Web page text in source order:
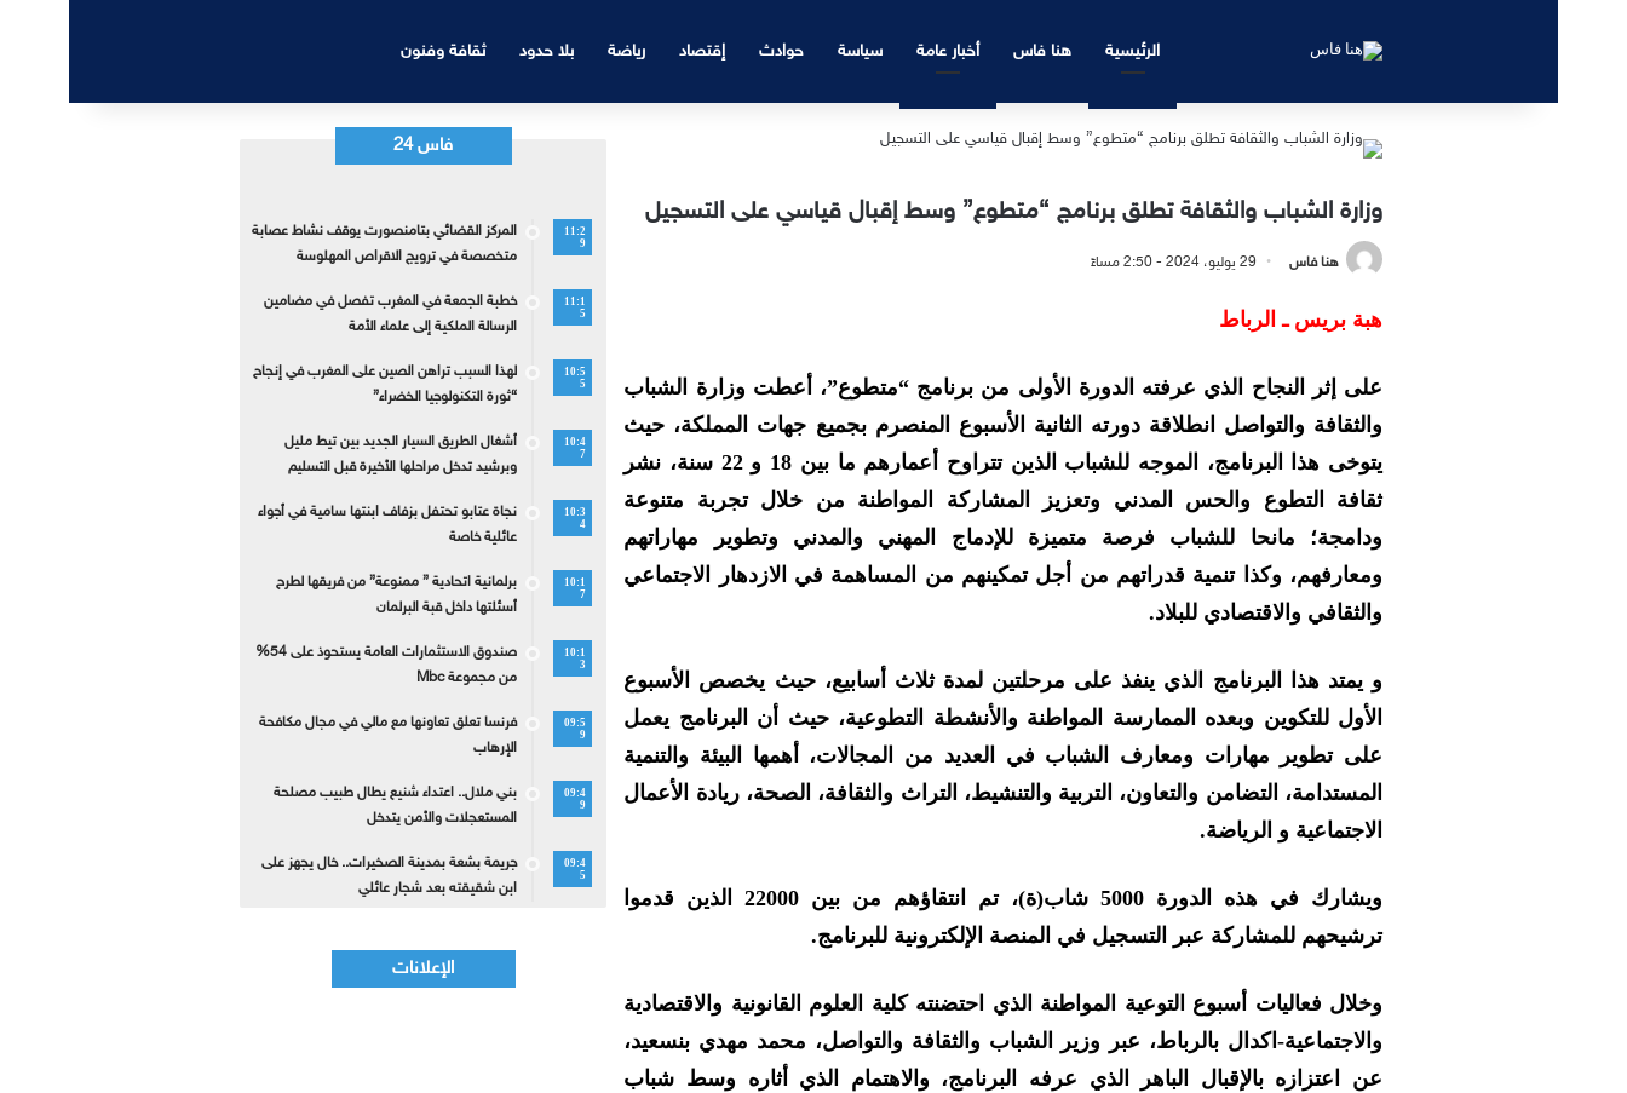
الرئيسية هنا فاس أخبار عامة سياسة حوادث إقتصاد رياضة بلا حدود ثقافة وفنون
وزارة الشباب والثقافة تطلق برنامج “متطوع” وسط إقبال قياسي على التسجيل
هنا فاس 29 يوليو، 2024 - 2:50 مساءً
هبة بريس ـ الرباط
على إثر النجاح الذي عرفته الدورة الأولى من برنامج “متطوع”، أعطت وزارة الشباب
والثقافة والتواصل انطلاقة دورته الثانية الأسبوع المنصرم بجميع جهات المملكة، حيث
يتوخى هذا البرنامج، الموجه للشباب الذين تتراوح أعمارهم ما بين 18 و 22 سنة، نشر
ثقافة التطوع والحس المدني وتعزيز المشاركة المواطنة من خلال تجربة متنوعة
ودامجة؛ مانحا للشباب فرصة متميزة للإدماج المهني والمدني وتطوير مهاراتهم
ومعارفهم، وكذا تنمية قدراتهم من أجل تمكينهم من المساهمة في الازدهار الاجتماعي
والثقافي والاقتصادي للبلاد.
و يمتد هذا البرنامج الذي ينفذ على مرحلتين لمدة ثلاث أسابيع، حيث يخصص الأسبوع
الأول للتكوين وبعده الممارسة المواطنة والأنشطة التطوعية، حيث أن البرنامج يعمل
على تطوير مهارات ومعارف الشباب في العديد من المجالات، أهمها البيئة والتنمية
المستدامة، التضامن والتعاون، التربية والتنشيط، التراث والثقافة، الصحة، ريادة الأعمال
الاجتماعية و الرياضة.
ويشارك في هذه الدورة 5000 شاب(ة)، تم انتقاؤهم من بين 22000 الذين قدموا
ترشيحهم للمشاركة عبر التسجيل في المنصة الإلكترونية للبرنامج.
وخلال فعاليات أسبوع التوعية المواطنة الذي احتضنته كلية العلوم القانونية والاقتصادية
والاجتماعية-اكدال بالرباط، عبر وزير الشباب والثقافة والتواصل، محمد مهدي بنسعيد،
عن اعتزازه بالإقبال الباهر الذي عرفه البرنامج، والاهتمام الذي أثاره وسط شباب
فاس 24
11:2
9
المركز القضائي بتامنصورت يوقف نشاط عصابة
متخصصة في ترويج الاقراص المهلوسة
11:1
5
خطبة الجمعة في المغرب تفصل في مضامين
الرسالة الملكية إلى علماء الأمة
10:5
5
لهذا السبب تراهن الصين على المغرب في إنجاح
“ثورة التكنولوجيا الخضراء”
10:4
7
أشغال الطريق السيار الجديد بين تيط مليل
وبرشيد تدخل مراحلها الأخيرة قبل التسليم
10:3
4
نجاة عتابو تحتفل بزفاف ابنتها سامية في أجواء
عائلية خاصة
10:1
7
برلمانية اتحادية ” ممنوعة” من فريقها لطرح
أسئلتها داخل قبة البرلمان
10:1
3
صندوق الاستثمارات العامة يستحوذ على 54%
من مجموعة Mbc
09:5
9
فرنسا تعلق تعاونها مع مالي في مجال مكافحة
الإرهاب
09:4
9
بني ملال.. اعتداء شنيع يطال طبيب مصلحة
المستعجلات والأمن يتدخل
09:4
5
جريمة بشعة بمدينة الصخيرات.. خال يجهز على
ابن شقيقته بعد شجار عائلي
الإعلانات